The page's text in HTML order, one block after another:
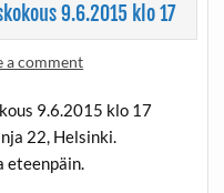
9.6.2015 klo 17
a comment
9.6.2015 klo 17
22, Helsinki.
eteenpäin.